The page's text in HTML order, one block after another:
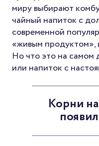
миру выбирают
чайный напиток с
современной
«живым продуктом»,
Но что это на самом
или напиток с
Корни